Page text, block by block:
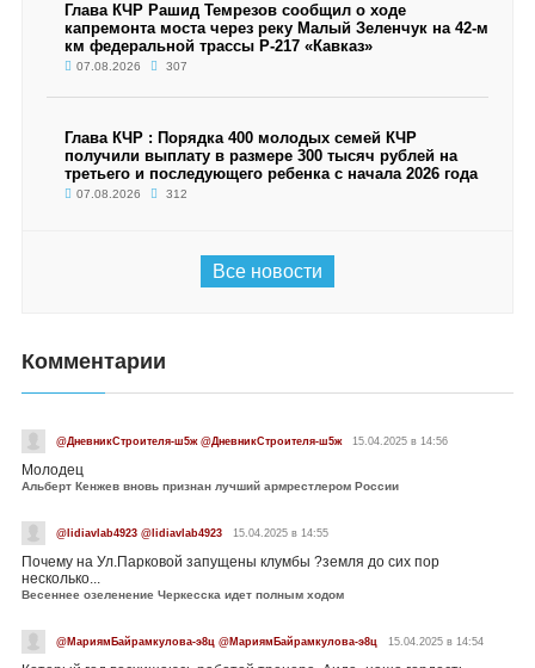
Глава КЧР Рашид Темрезов сообщил о ходе
капремонта моста через реку Малый Зеленчук на 42-м
км федеральной трассы Р-217 «Кавказ»
07.08.2026 307
Глава КЧР : Порядка 400 молодых семей КЧР
получили выплату в размере 300 тысяч рублей на
третьего и последующего ребенка с начала 2026 года
07.08.2026 312
Все новости
Комментарии
@ДневникСтроителя-ш5ж @ДневникСтроителя-ш5ж 15.04.2025 в 14:56
Молодец
Альберт Кенжев вновь признан лучший армрестлером России
@lidiavlab4923 @lidiavlab4923 15.04.2025 в 14:55
Почему на Ул.Парковой запущены клумбы ?земля до сих пор
несколько...
Весеннее озеленение Черкесска идет полным ходом
@МариямБайрамкулова-э8ц @МариямБайрамкулова-э8ц 15.04.2025 в 14:54